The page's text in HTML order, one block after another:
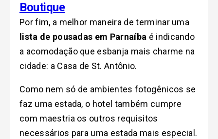
Boutique
Por fim, a melhor maneira de terminar uma
lista de pousadas em Parnaíba é indicando
a acomodação que esbanja mais charme na
cidade: a Casa de St. Antônio.
Como nem só de ambientes fotogênicos se
faz uma estada, o hotel também cumpre
com maestria os outros requisitos
necessários para uma estada mais especial.